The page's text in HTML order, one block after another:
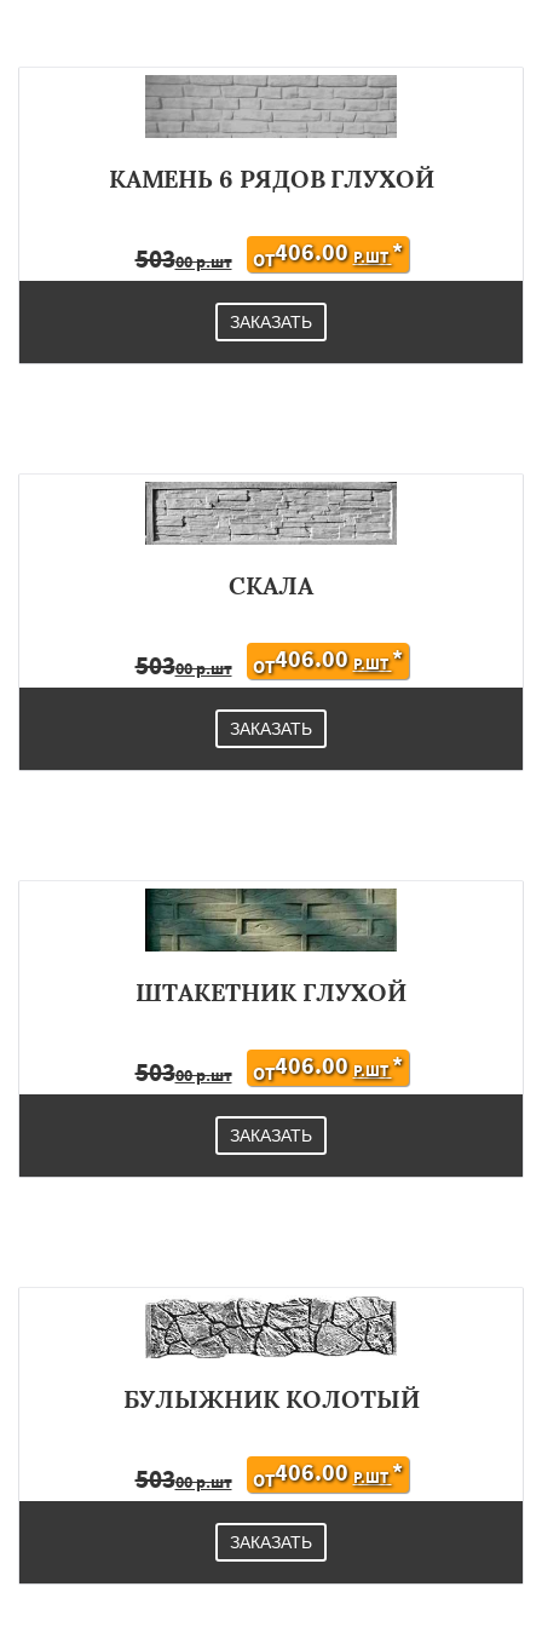
КАМЕНЬ 6 РЯДОВ ГЛУХОЙ
50300 р.шт ОТ406.00 Р.ШТ*
ЗАКАЗАТЬ
СКАЛА
50300 р.шт ОТ406.00 Р.ШТ*
ЗАКАЗАТЬ
ШТАКЕТНИК ГЛУХОЙ
50300 р.шт ОТ406.00 Р.ШТ*
ЗАКАЗАТЬ
БУЛЫЖНИК КОЛОТЫЙ
50300 р.шт ОТ406.00 Р.ШТ*
ЗАКАЗАТЬ